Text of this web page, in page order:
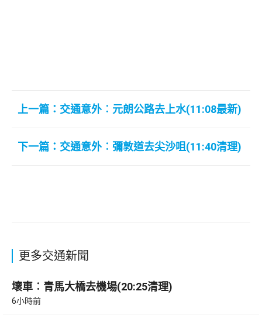
上一篇：交通意外︰元朗公路去上水(11:08最新)
下一篇：交通意外︰彌敦道去尖沙咀(11:40清理)
更多交通新聞
壞車︰青馬大橋去機場(20:25清理)
6小時前